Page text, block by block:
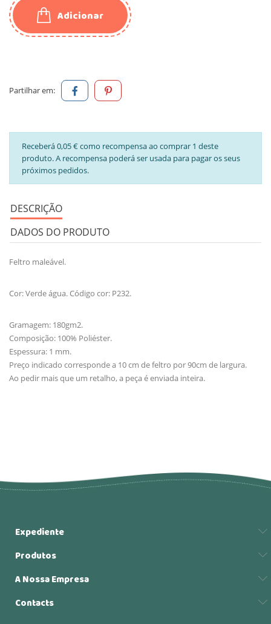
Adicionar
Partilhar em:
Receberá 0,05 € como recompensa ao comprar 1 deste
produto. A recompensa poderá ser usada para pagar os seus
próximos pedidos.
DESCRIÇÃO
DADOS DO PRODUTO
Feltro maleável.
Cor: Verde água. Código cor: P232.
Gramagem: 180gm2.
Composição: 100% Poliéster.
Espessura: 1 mm.
Preço indicado corresponde a 10 cm de feltro por 90cm de largura.
Ao pedir mais que um retalho, a peça é enviada inteira.
Expediente
Produtos
A Nossa Empresa
Contacts